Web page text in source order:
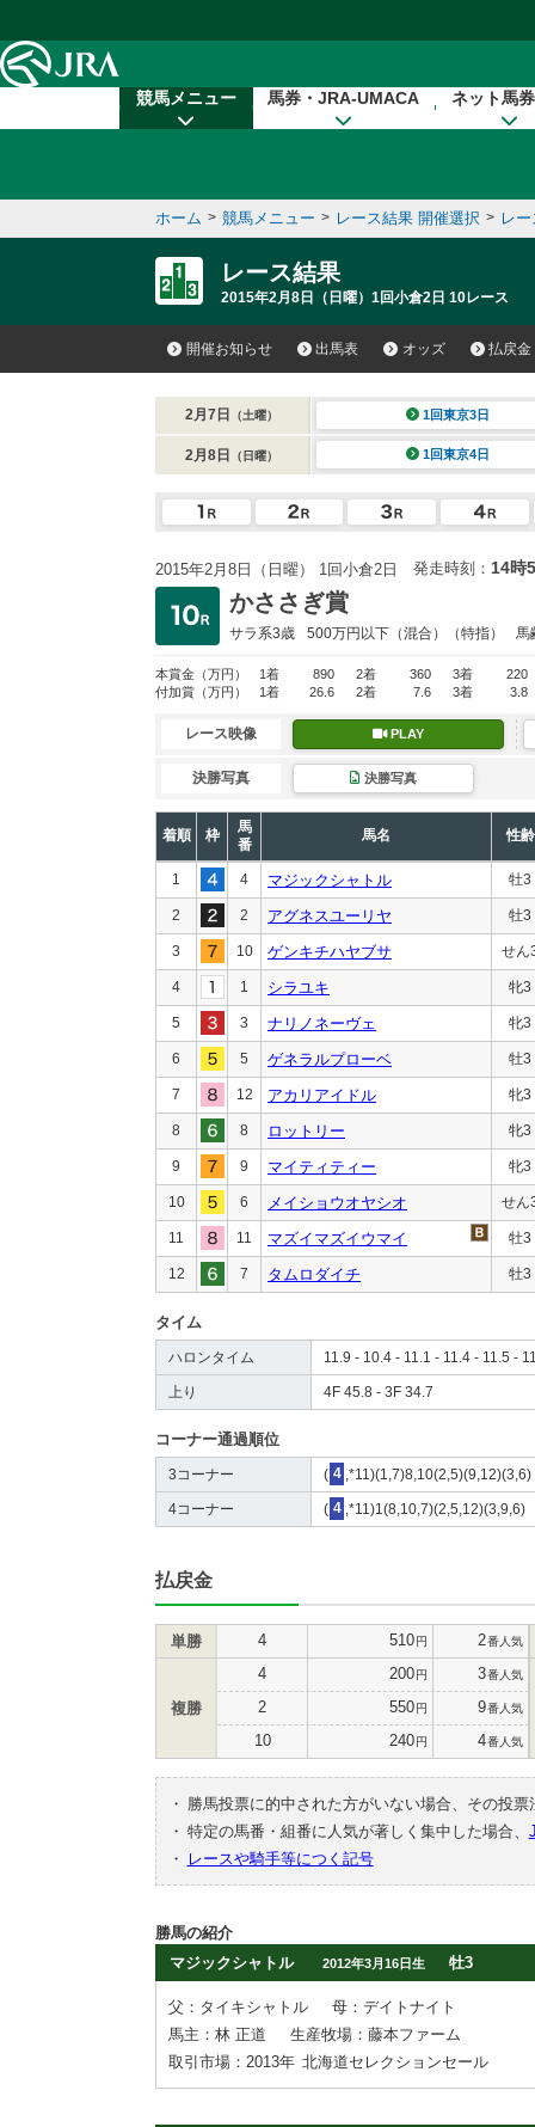
競馬メニュー 馬券・JRA-UMACA ネット馬
ホーム > 競馬メニュー > レース結果 開催選択 > レ
レース結果
2015年2月8日（日曜）1回小倉2日 10レース
開催お知らせ 出馬表 オッズ 払戻金
2月7日 （土曜） 1回東京3日
2月8日 （日曜） 1回東京4日
2015年2月8日（日曜） 1回小倉2日 発走時刻： 14時
かささぎ賞
サラ系3歳 500万円以下 （混合）（特指） 馬
本賞金 （万円） 1着 890 2着 360 3着
220
付加賞 （万円） 1着 26.6 2着 7.6 3着 3.8
レース映像 PLAY
決勝写真 決勝写真
着順 枠
馬
番
馬名 性齢
1 4 マジックシャトル 牡3
2 2 アグネスユーリヤ 牡3
3 10 ゲンキチハヤブサ せん
4 1 シラユキ 牝3
5 3 ナリノネーヴェ 牝3
6 5 ゲネラルプローベ 牡3
7 12 アカリアイドル 牝3
8 8 ロットリー 牝3
9 9 マイティティー 牝3
10 6 メイショウオヤシオ せん
11 11 マズイマズイウマイ 牡3
12 7 タムロダイチ 牡3
タイム
ハロンタイム 11.9 - 10.4 - 11.1 - 11.4 - 11.5 -
上り 4F 45.8 - 3F 34.7
コーナー通過順位
3コーナー ( 4 ,*11)(1,7)8,10(2,5)(9,12)(3,6)
4コーナー ( 4 ,*11)1(8,10,7)(2,5,12)(3,9,6)
払戻金
単勝 4 510円 2番人気
複勝
4 200円 3番人気
2 550円 9番人気
10 240円 4番人気
・
勝馬投票に的中された方がいない場合、その投
・ 特定の馬番・組番に人気が著しく集中した場合、
・
レースや騎手等につく記号
勝馬の紹介
マジックシャトル
2012年3月16日生 牡3
父：タイキシャトル
母：デイトナイト
馬主：林 正道
生産牧場：藤本ファーム
取引市場：2013年 北海道セレクションセール